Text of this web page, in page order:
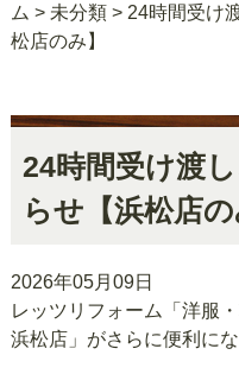
ム > 未分類> 24時間受け
松店のみ】
24時間受け渡
らせ【浜松店の
2026年05月09日
レッツリフォーム「洋服
浜松店」がさらに便利